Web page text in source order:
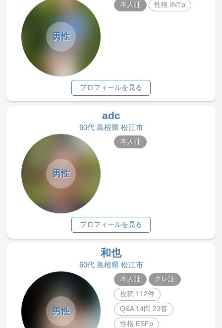
男性
本人証 性格 INTp
プロフィールを見る
adc
60代 島根県 松江市
男性
本人証
プロフィールを見る
和也
60代 島根県 松江市
男性
本人証
クレ証
投稿 112件
Q&A 14問 23答
性格 ESFp